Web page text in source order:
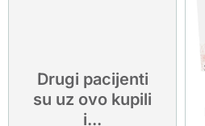
Drugi pacijenti
su uz ovo kupili
i...